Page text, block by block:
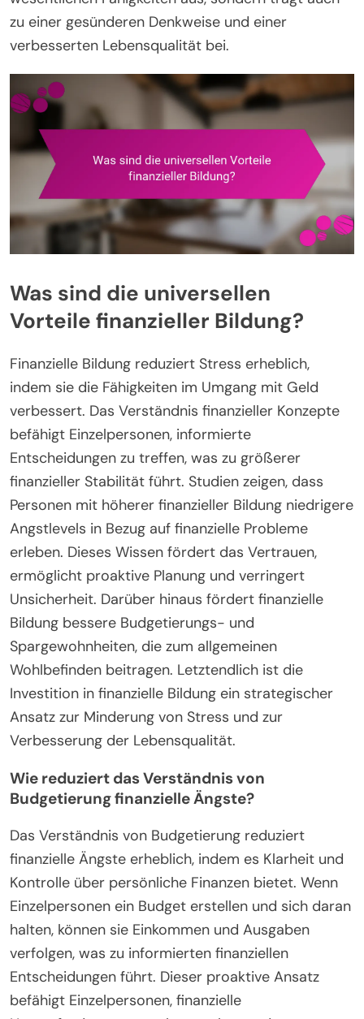
zu einer gesünderen Denkweise und einer
verbesserten Lebensqualität bei.
Was sind die universellen
Vorteile finanzieller Bildung?
Finanzielle Bildung reduziert Stress erheblich,
indem sie die Fähigkeiten im Umgang mit Geld
verbessert. Das Verständnis finanzieller Konzepte
befähigt Einzelpersonen, informierte
Entscheidungen zu treffen, was zu größerer
finanzieller Stabilität führt. Studien zeigen, dass
Personen mit höherer finanzieller Bildung niedrigere
Angstlevels in Bezug auf finanzielle Probleme
erleben. Dieses Wissen fördert das Vertrauen,
ermöglicht proaktive Planung und verringert
Unsicherheit. Darüber hinaus fördert finanzielle
Bildung bessere Budgetierungs- und
Spargewohnheiten, die zum allgemeinen
Wohlbefinden beitragen. Letztendlich ist die
Investition in finanzielle Bildung ein strategischer
Ansatz zur Minderung von Stress und zur
Verbesserung der Lebensqualität.
Wie reduziert das Verständnis von
Budgetierung finanzielle Ängste?
Das Verständnis von Budgetierung reduziert
finanzielle Ängste erheblich, indem es Klarheit und
Kontrolle über persönliche Finanzen bietet. Wenn
Einzelpersonen ein Budget erstellen und sich daran
halten, können sie Einkommen und Ausgaben
verfolgen, was zu informierten finanziellen
Entscheidungen führt. Dieser proaktive Ansatz
befähigt Einzelpersonen, finanzielle